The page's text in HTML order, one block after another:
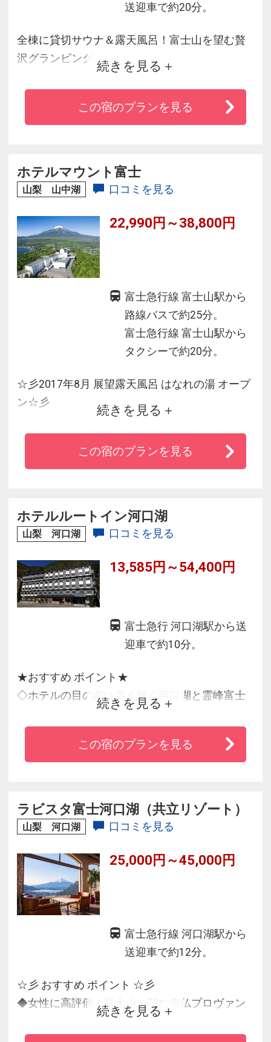
送迎車で約20分。
全棟に貸切サウナ＆露天風呂！富士山を望む贅
沢グランピング。
東京から車で90分、山中湖ICを降りてから約5分
ほどの場所に位置し、御殿場プレミアムアウト
レットからも車で30分と周辺の有名スポットか
のグランピング施設で山中湖時間をお過ごしく
ださい。
続きを見る
この宿のプランを見る
ホテルマウント富士
山梨 山中湖 口コミを見る
22,990円～38,800円
富士急行線 富士山駅から
路線バスで約25分。
富士急行線 富士山駅から
タクシーで約20分。
☆彡2017年8月 展望露天風呂 はなれの湯 オープ
ン☆彡
☆都心から車で120分。
☆富士山麓の緑豊かな高台に建つリゾートホテ
む。
☆お食事は素材にこだわったフランス料理と和
☆一流スタッフからのまごころ込めたおもてな
し。
☆日本三大野鳥生息地で大自然で癒されます。
続きを見る
この宿のプランを見る
ホテルルートイン河口湖
山梨 河口湖 口コミを見る
13,585円～54,400円
富士急行 河口湖駅から送
迎車で約10分。
★おすすめ ポイント★
◇ホテルの目の前は青く輝く河口湖と霊峰富士
◇天然温泉大浴場からは富士山をバックに湖が
一望できる絶好のロケーション
◇ご朝食は、レストラン「花茶屋」で湖と富士
開始いたします。
※ご希望のお客様は事前にホテルまでご連絡下
続きを見る
この宿のプランを見る
ラビスタ富士河口湖（共立リゾート）
山梨 河口湖 口コミを見る
25,000円～45,000円
富士急行線 河口湖駅から
送迎車で約12分。
☆彡 おすすめ ポイント ☆彡
◆女性に高評価！富士山を望む南仏プロヴァン
続きを見る